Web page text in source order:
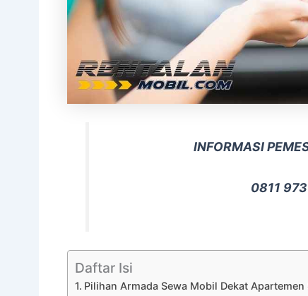
INFORMASI
0811
Daftar Isi
Pilihan Armada Sewa Mobil Dekat Apartemen